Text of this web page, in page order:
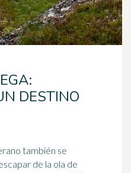
DESTINO
también se
de la ola de